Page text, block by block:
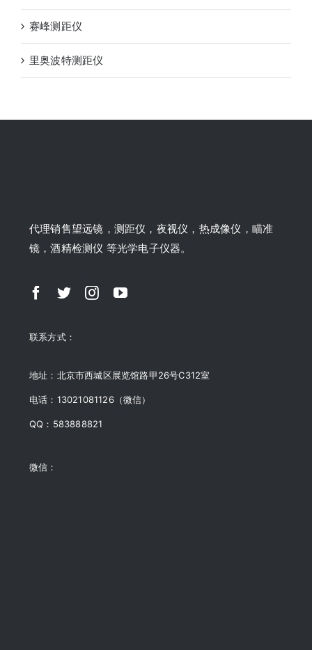
赛峰测距仪
里奥波特测距仪
代理销售望远镜，测距仪，夜视仪，热成像仪，瞄准
镜，酒精检测仪 等光学电子仪器。
联系方式：
地址：北京市西城区展览馆路甲26号C312室
电话：13021081126（微信）
QQ：583888821
微信：